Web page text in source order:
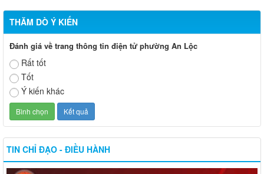
THĂM DÒ Ý KIẾN
Đánh giá về trang thông tin điện tử phường An Lộc
Rất tốt
Tốt
Ý kiến khác
TIN CHỈ ĐẠO - ĐIỀU HÀNH